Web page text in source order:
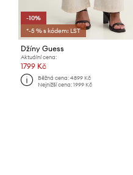
-10%
*-5 % s kódem: LST
Džíny Guess
Aktuální cena:
1799 Kč
Běžná cena:4899 Kč
Nejnižší cena:1999 Kč